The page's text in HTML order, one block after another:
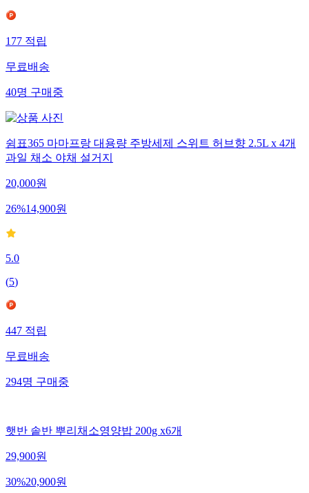
177적립
무료배송
40명구매중
쉼표365 마마프랑 대용량 주방세제 스위트 허브향 2.5L x 4개
과일 채소 야채 설거지
20,000원
26%14,900원
5.0
(5)
447적립
무료배송
294명구매중
햇반 솥반 뿌리채소영양밥 200g x6개
29,900원
30%20,900원